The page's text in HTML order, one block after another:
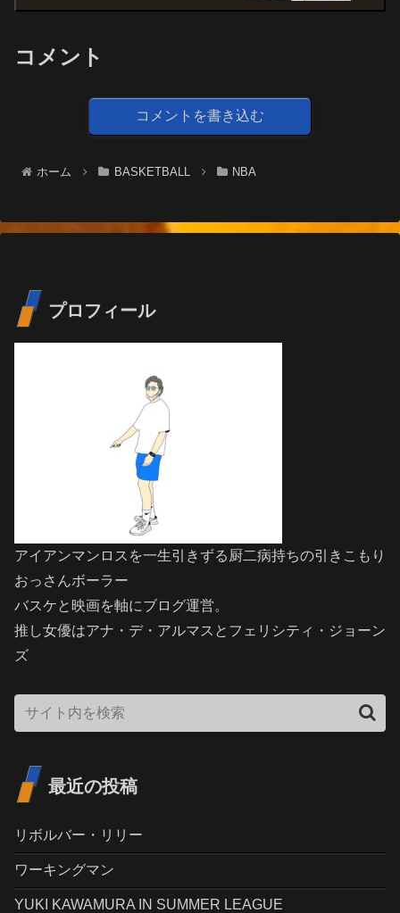
コメント
コメントを書き込む
ホーム BASKETBALL NBA
プロフィール
アイアンマンロスを一生引きずる厨二病持ちの引きこもり
おっさんボーラー
バスケと映画を軸にブログ運営。
推し女優はアナ・デ・アルマスとフェリシティ・ジョーン
ズ
最近の投稿
リボルバー・リリー
ワーキングマン
YUKI KAWAMURA IN SUMMER LEAGUE